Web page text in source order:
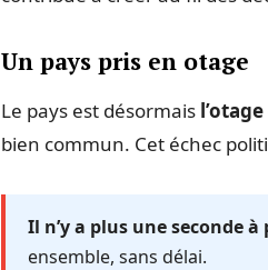
Un pays pris en otage
Le pays est désormais
bien commun. Cet échec
Il n’y a plus une seconde à
ensemble, sans délai.